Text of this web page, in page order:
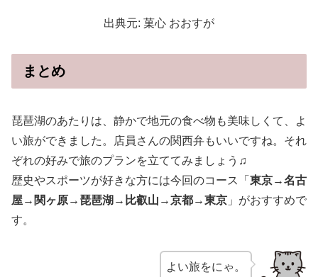
出典元: 菓心 おおすが
まとめ
琵琶湖のあたりは、静かで地元の食べ物も美味しくて、よ
い旅ができました。店員さんの関西弁もいいですね。それ
ぞれの好みで旅のプランを立ててみましょう♫
歴史やスポーツが好きな方には今回のコース「 東京→名古
屋→関ヶ原→琵琶湖→比叡山→京都→東京 」がおすすめで
す。
よい旅をにゃ。